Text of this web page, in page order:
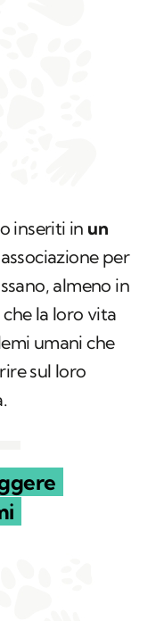
inseriti in un
per
almeno in
la loro vita
umani che
sul loro